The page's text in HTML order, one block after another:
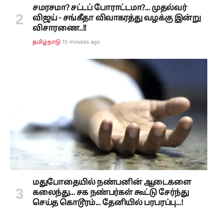
சமரசமா? சட்டப் போராட்டமா?... முதல்வர்
விஜய் - சங்கீதா விவாகரத்து வழக்கு இன்று
விசாரணை..!!
தமிழ்நாடு 15 minutes ago
மதுபோதையில் நண்பனின் ஆடைகளை
கலைந்து... சக நண்பர்கள் கூட்டு சேர்ந்து
செய்த கொடூரம்... தேனியில் பரபரப்பு...!